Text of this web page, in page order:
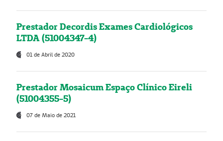
Prestador Decordis Exames Cardiológicos
LTDA (51004347-4)
01 de Abril de 2020
Prestador Mosaicum Espaço Clínico Eireli
(51004355-5)
07 de Maio de 2021